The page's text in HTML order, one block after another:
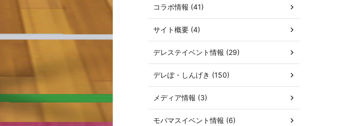
コラボ情報 (41)
サイト概要 (4)
デレステイベント情報 (29)
デレぽ・しんげき (150)
メディア情報 (3)
モバマスイベント情報 (6)